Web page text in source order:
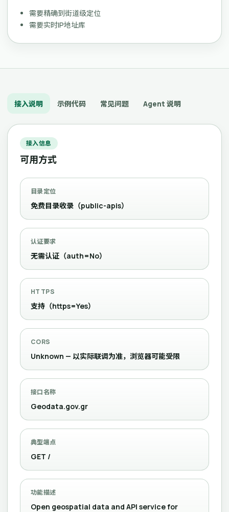
需要精确到街道级定位
需要实时IP地址库
接入说明 示例代码 常见问题 Agent 说明
接入信息
可用方式
目录定位
免费目录收录（public-apis）
认证要求
无需认证（auth=No）
HTTPS
支持（https=Yes）
CORS
Unknown — 以实际联调为准，浏览器可能受限
接口名称
Geodata.gov.gr
典型端点
GET /
功能描述
Open geospatial data and API service for